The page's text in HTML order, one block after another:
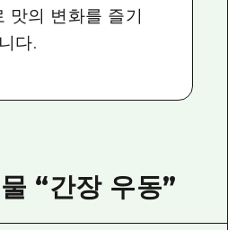
맛의 변화를 즐기
다.
“간장 우동”